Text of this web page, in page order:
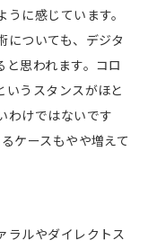
に感じています。
についても、デジタ
思われます。コロ
いうスタンスがほと
わけではないです
ケースもやや増えて
ラルやダイレクトス